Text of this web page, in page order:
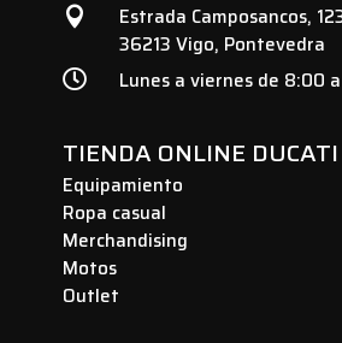

Estrada Camposancos,
36213 Vigo, Pontevedra
 Lunes a viernes de 8:00
TIENDA ONLINE DUCATI
Equipamiento
Ropa casual
Merchandising
Motos
Outlet